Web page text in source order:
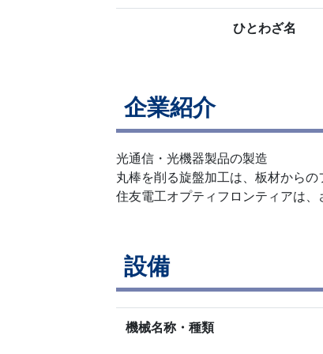
ひとわざ名
企業紹介
光通信・光機器製品の製造
丸棒を削る旋盤加工は、板材から
住友電工オプティフロンティアは、
設備
機械名称・種類